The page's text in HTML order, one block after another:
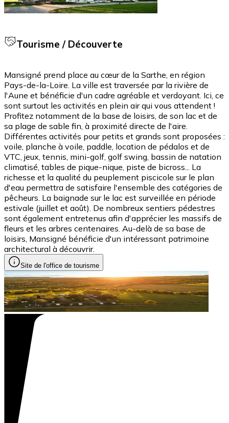
Tourisme / Découverte
Mansigné prend place au cœur de la Sarthe, en région
Pays-de-la-Loire. La ville est traversée par la rivière de
l'Aune et bénéficie d'un cadre agréable et verdoyant. Ici, ce
sont surtout les activités en plein air qui vous attendent !
Profitez notamment de la base de loisirs, de son lac et de
sa plage de sable fin, à proximité directe de l'aire.
Différentes activités pour petits et grands sont proposées :
voile, planche à voile, paddle, location de pédalos et de
VTC, jeux, tennis, mini-golf, golf swing, bassin de natation
climatisé, tables de pique-nique, piste de bicross... La
richesse et la qualité du peuplement piscicole sur le plan
d'eau permettra de satisfaire l'ensemble des catégories de
pêcheurs. La baignade sur le lac est surveillée en période
estivale (juillet et août). De nombreux sentiers pédestres
sont également entretenus afin d'apprécier les massifs de
fleurs et les arbres centenaires. Au-delà de sa base de
loisirs, Mansigné bénéficie d'un intéressant patrimoine
architectural à découvrir.
Site de l'office de tourisme